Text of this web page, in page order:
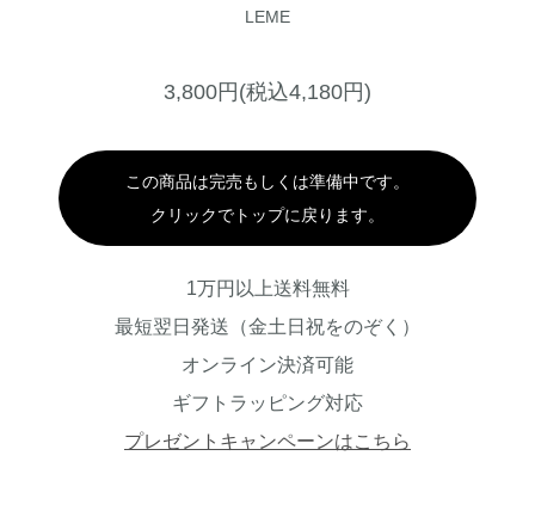
LEME
3,800円(税込4,180円)
この商品は完売もしくは準備中です。
クリックでトップに戻ります。
1万円以上送料無料
最短翌日発送（金土日祝をのぞく）
オンライン決済可能
ギフトラッピング対応
プレゼントキャンペーンはこちら